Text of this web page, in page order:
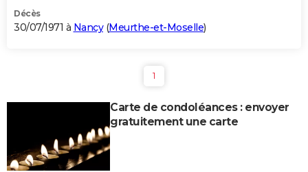
Décès
30/07/1971 à Nancy(Meurthe-et-Moselle)
1
Carte de condoléances : envoyer
gratuitement une carte